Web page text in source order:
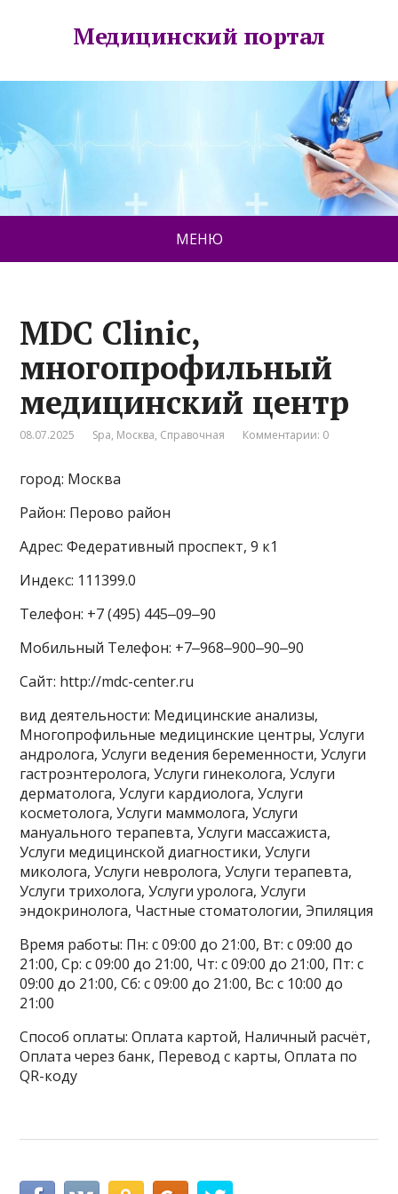
Медицинский портал
МЕНЮ
MDC Clinic,
многопрофильный
медицинский центр
08.07.2025 Spa, Москва, Справочная Комментарии: 0
город: Москва
Район: Перово район
Адрес: Федеративный проспект, 9 к1
Индекс: 111399.0
Телефон: +7 (495) 445‒09‒90
Мобильный Телефон: +7‒968‒900‒90‒90
Сайт: http://mdc-center.ru
вид деятельности: Медицинские анализы,
Многопрофильные медицинские центры, Услуги
андролога, Услуги ведения беременности, Услуги
гастроэнтеролога, Услуги гинеколога, Услуги
дерматолога, Услуги кардиолога, Услуги
косметолога, Услуги маммолога, Услуги
мануального терапевта, Услуги массажиста,
Услуги медицинской диагностики, Услуги
миколога, Услуги невролога, Услуги терапевта,
Услуги трихолога, Услуги уролога, Услуги
эндокринолога, Частные стоматологии, Эпиляция
Время работы: Пн: с 09:00 до 21:00, Вт: с 09:00 до
21:00, Ср: с 09:00 до 21:00, Чт: с 09:00 до 21:00, Пт: с
09:00 до 21:00, Сб: с 09:00 до 21:00, Вс: с 10:00 до
21:00
Способ оплаты: Оплата картой, Наличный расчёт,
Оплата через банк, Перевод с карты, Оплата по
QR-коду